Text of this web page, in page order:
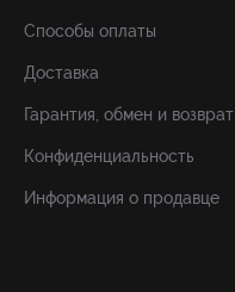
Способы оплаты
Доставка
Гарантия, обмен и возврат
Конфиденциальность
Информация о продавце